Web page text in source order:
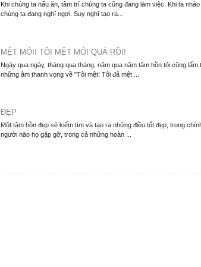
Khi chúng ta nấu ăn, tâm trí chúng ta cũng đang làm việc. Khi ta
chúng ta đang nghĩ ngợi. Suy nghĩ tạo ra...
MỆT MỎI! TÔI MỆT MỎI QUÁ RỒI!
Ngày qua ngày, tháng qua tháng, năm qua năm tâm hồn tôi cũng
những âm thanh vọng về "Tôi mệt! Tôi đã mệt ...
ĐẸP
Một tâm hồn đẹp sẽ kiếm tìm và tạo ra những điều tốt đẹp, trong
người nào họ gặp gỡ, trong cả những hoàn ...